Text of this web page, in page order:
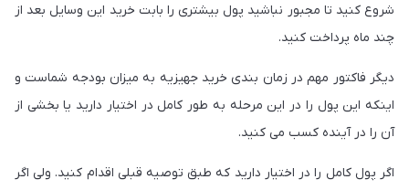
شروع کنید تا مجبور نباشید پول بیشتری را بابت خرید این وسایل بعد از
چند ماه پرداخت کنید.
دیگر فاکتور مهم در زمان بندی خرید جهیزیه به میزان بودجه شماست و
اینکه این پول را در این مرحله به طور کامل در اختیار دارید یا بخشی از
آن را در آینده کسب می کنید.
اگر پول کامل را در اختیار دارید که طبق توصیه قبلی اقدام کنید. ولی اگر